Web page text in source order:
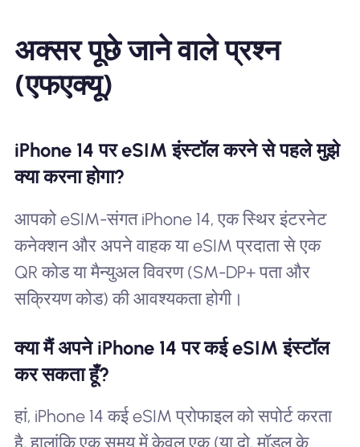
अक्सर पूछे जाने वाले प्रश्न
(एफएक्यू)
iPhone 14 पर eSIM इंस्टॉल करने से पहले मुझे
क्या करना होगा?
आपको eSIM-संगत iPhone 14, एक स्थिर इंटरनेट
कनेक्शन और अपने वाहक या eSIM प्रदाता से एक
QR कोड या मैन्युअल विवरण (SM-DP+ पता और
सक्रियण कोड) की आवश्यकता होगी।
क्या मैं अपने iPhone 14 पर कई eSIM इंस्टॉल
कर सकता हूँ?
हां, iPhone 14 कई eSIM प्रोफाइल को सपोर्ट करता
है, हालांकि एक समय में केवल एक (या दो, मॉडल के